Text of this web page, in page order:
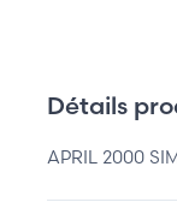
Détails
APRIL 2000